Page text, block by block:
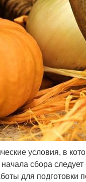
условия, в
сбора следует
для подготовки